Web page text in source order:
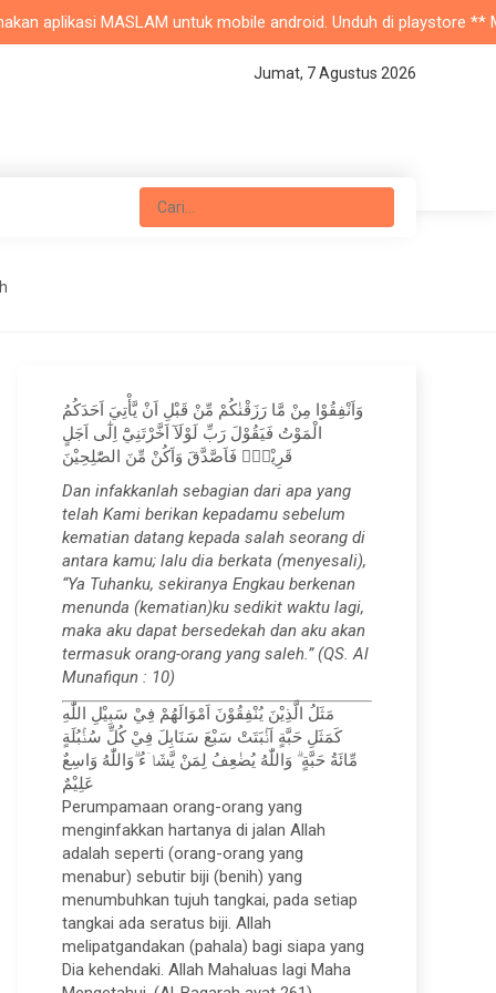
MASLAM untuk mobile android. Unduh di playstore **
Jumat, 7 Agustus 2026
وَاَنْفِقُوْا مِنْ مَّا رَزَقْنٰكُمْ مِّنْ قَبْلِ اَنْ يَّأْتِيَ اَحَدَكُمُ
الْمَوْتُ فَيَقُوْلَ رَبِّ لَوْلَآ اَخَّرْتَنِيْٓ اِلٰٓى اَجَلٍ
قَرِيْبٍۚ فَاَصَّدَّقَ وَاَكُنْ مِّنَ الصّٰلِحِيْنَ
Dan infakkanlah sebagian dari apa yang
telah Kami berikan kepadamu sebelum
kematian datang kepada salah seorang di
antara kamu; lalu dia berkata (menyesali),
“Ya Tuhanku, sekiranya Engkau berkenan
menunda (kematian)ku sedikit waktu lagi,
maka aku dapat bersedekah dan aku akan
termasuk orang-orang yang saleh.” (QS. Al
Munafiqun : 10)
مَثَلُ الَّذِيْنَ يُنْفِقُوْنَ اَمْوَالَهُمْ فِيْ سَبِيْلِ اللّٰهِ
كَمَثَلِ حَبَّةٍ اَنْۢبَتَتْ سَبْعَ سَنَابِلَ فِيْ كُلِّ سُنْۢبُلَةٍ
مِّائَةُ حَبَّةٍ ۗ وَاللّٰهُ يُضٰعِفُ لِمَنْ يَّشَاۤءُ ۗوَاللّٰهُ وَاسِعٌ
عَلِيْمٌ
Perumpamaan orang-orang yang
menginfakkan hartanya di jalan Allah
adalah seperti (orang-orang yang
menabur) sebutir biji (benih) yang
menumbuhkan tujuh tangkai, pada setiap
tangkai ada seratus biji. Allah
melipatgandakan (pahala) bagi siapa yang
Dia kehendaki. Allah Mahaluas lagi Maha